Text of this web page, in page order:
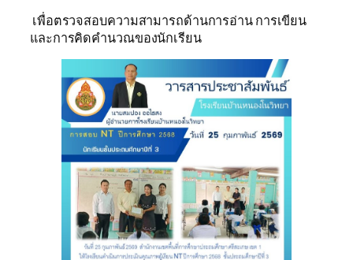
เพื่อตรวจสอบความสามารถด้านการอ่าน การเขียน
และการคิดคำนวณของนักเรียน